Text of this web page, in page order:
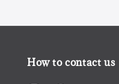
How to contact us